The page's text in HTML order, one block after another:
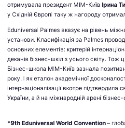
отримувала президент МІМ-Київ Ірина
у Східній Європі таку ж нагороду
Eduniversal Palmes вказує на рівень
установи. Класифікація за Palmes
основних елементів: критерій
деканів бізнес-шкіл з усього світу. Тож
Бізнес-школа МІМ-Київ зазнала
року. І як еталон академічної
інтернаціоналізації вкотре підтвердила
України, а й на міжнародній арені бізнес-
*9th Eduniversal World Convention –